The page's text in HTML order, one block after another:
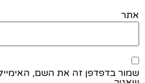
אתר
שמור בדפדפן זה את השם,